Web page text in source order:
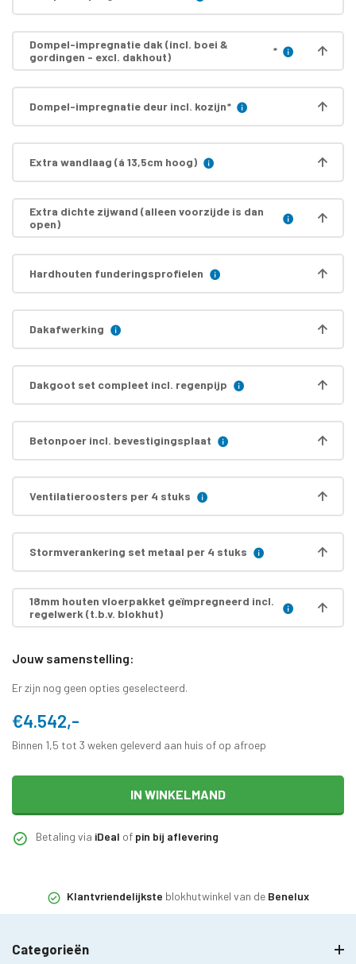
Dompel-impregnatie dak (incl. boei &
gordingen - excl. dakhout)
*
Dompel-impregnatie deur incl. kozijn*
Extra wandlaag (á 13,5cm hoog)
Extra dichte zijwand (alleen voorzijde is dan
open)
Hardhouten funderingsprofielen
Dakafwerking
Dakgoot set compleet incl. regenpijp
Betonpoer incl. bevestigingsplaat
Ventilatieroosters per 4 stuks
Stormverankering set metaal per 4 stuks
18mm houten vloerpakket geïmpregneerd incl.
regelwerk (t.b.v. blokhut)
Jouw samenstelling:
Er zijn nog geen opties geselecteerd.
€4.542,-
Binnen 1,5 tot 3 weken geleverd aan huis of op afroep
IN WINKELMAND
Betaling via iDeal of pin bij aflevering
Klantvriendelijkste blokhutwinkel van de Benelux
Categorieën